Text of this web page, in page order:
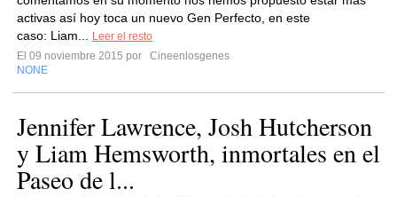
activas así hoy toca un nuevo Gen Perfecto, en este
caso: Liam...
Leer el resto
El 09 noviembre 2015 por
Cineenlosgenes
NONE
Jennifer Lawrence, Josh Hutcherson
y Liam Hemsworth, inmortales en el
Paseo de l...